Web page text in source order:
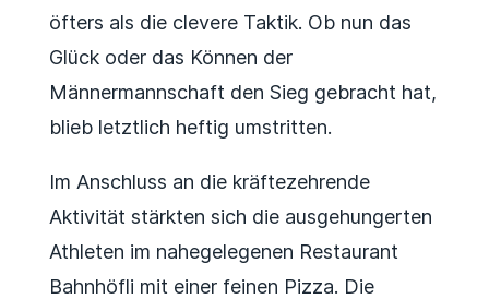
öfters als die clevere Taktik. Ob nun das
Glück oder das Können der
Männermannschaft den Sieg gebracht hat,
blieb letztlich heftig umstritten.
Im Anschluss an die kräftezehrende
Aktivität stärkten sich die ausgehungerten
Athleten im nahegelegenen Restaurant
Bahnhöfli mit einer feinen Pizza. Die